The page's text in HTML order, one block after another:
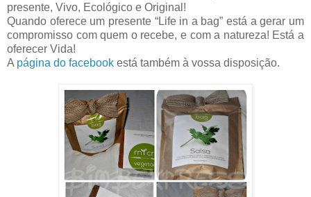
presente, Vivo, Ecológico e Original!
Quando oferece um presente “Life in a bag” está a gerar um
compromisso com quem o recebe, e com a natureza! Está a
oferecer Vida!
A página do facebook está também à vossa disposição.